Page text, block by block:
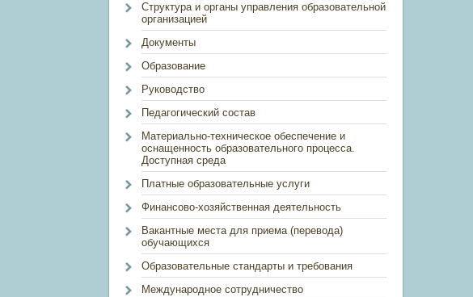
Структура и органы управления образовательной
организацией
Документы
Образование
Руководство
Педагогический состав
Материально-техническое обеспечение и
оснащенность образовательного процесса.
Доступная среда
Платные образовательные услуги
Финансово-хозяйственная деятельность
Вакантные места для приема (перевода)
обучающихся
Образовательные стандарты и требования
Международное сотрудничество